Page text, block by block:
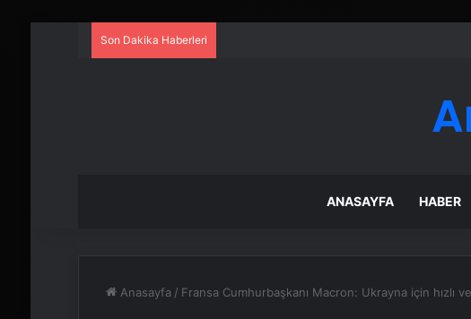
Son Dakika Haberleri
ANASAYFA HABER
Anasayfa / Fransa Cumhurbaşkanı Macron: Ukrayna için hızlı